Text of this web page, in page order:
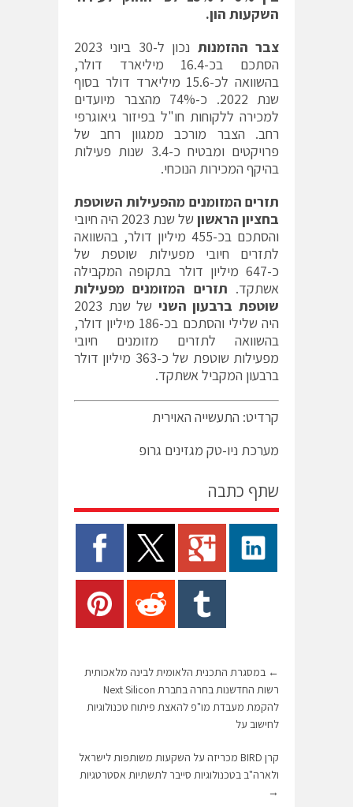
השקעות הון.
צבר ההזמנות
נכון ל-30 ביוני 2023
הסתכם בכ-16.4 מיליארד דולר,
בהשוואה לכ-15.6 מיליארד דולר בסוף
שנת 2022. כ-74% מהצבר מיועדים
למכירה ללקוחות חו"ל בפיזור גיאוגרפי
רחב. הצבר מורכב ממגוון רחב של
פרויקטים ומבטיח כ-3.4 שנות פעילות
בהיקף המכירות הנוכחי.
תזרים המזומנים מהפעילות השוטפת
בחציון הראשון
של שנת 2023 היה חיובי
והסתכם בכ-455 מיליון דולר, בהשוואה
לתזרים חיובי מפעילות שוטפת של
כ-647 מיליון דולר בתקופה המקבילה
אשתקד. תזרים המזומנים מפעילות
שוטפת ברבעון השני
של שנת 2023
היה שלילי והסתכם בכ-186 מיליון דולר,
בהשוואה לתזרים מזומנים חיובי
מפעילות שוטפת של כ-363 מיליון דולר
ברבעון המקביל אשתקד.
קרדיט: התעשייה האוירית
מערכת ניו-טק מגזינים גרופ
שתף כתבה
← במסגרת התכנית הלאומית לבינה מלאכותית
רשות החדשנות בחרה בחברת Next Silicon
להקמת מעבדת מו"פ להאצת פיתוח טכנולוגיות
לחישוב על
קרן BIRD מכריזה על השקעות משותפות לישראל
ולארה"ב בטכנולוגיות סייבר לתשתיות אסטרטגיות
→